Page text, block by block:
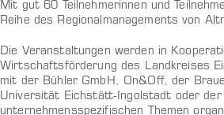
Mit gut 60 Teilnehmerinnen und
Reihe des Regionalmanagements von
Die Veranstaltungen werden in
Wirtschaftsförderung des Landkreises
mit der Bühler GmbH, On&Off, der
Universität Eichstätt-Ingolstadt oder der
unternehmensspezifischen Themen